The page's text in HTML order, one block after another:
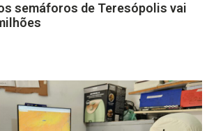
semáforos de Teresópolis vai